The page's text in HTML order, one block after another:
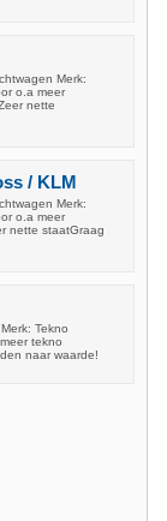
Merk:
o.a meer
nette
/ KLM
Merk:
o.a meer
nette staatGraag
Tekno
tekno
naar waarde!